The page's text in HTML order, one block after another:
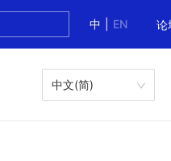
中
EN 论
中文(简)